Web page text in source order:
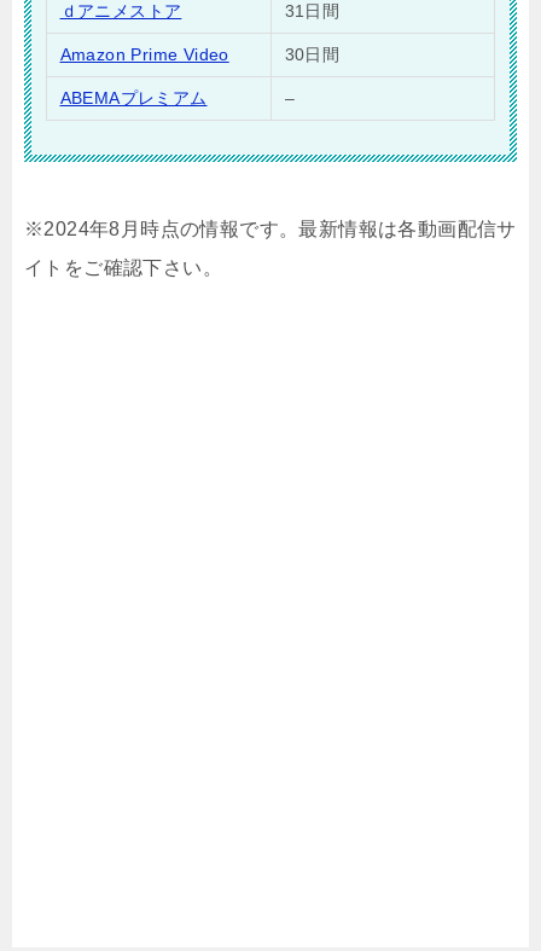
ｄアニメストア 31日間
Amazon Prime Video 30日間
ABEMAプレミアム –
※2024年8月時点の情報です。最新情報は各動画配信サ
イトをご確認下さい。